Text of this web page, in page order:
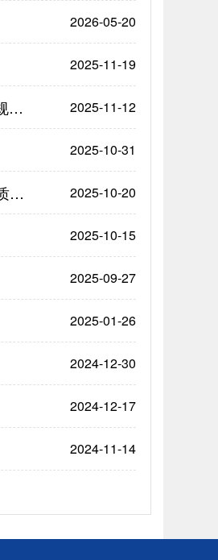
2026-05-20
2025-11-19
加强“三化”建设 打造过硬铁军——陕西全面提升纪检监察工作规范化法治化正规化水平 2025-11-12
2025-10-31
水清岸绿产业兴——陕西纪检监察机关以有力监督护航黄河流域生态保护和高质量发展 2025-10-20
2025-10-15
2025-09-27
2025-01-26
2024-12-30
2024-12-17
2024-11-14